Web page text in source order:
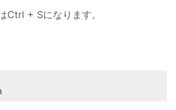
Ctrl + Sになります。